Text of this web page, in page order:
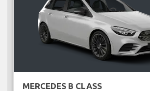
MERCEDES B CLASS